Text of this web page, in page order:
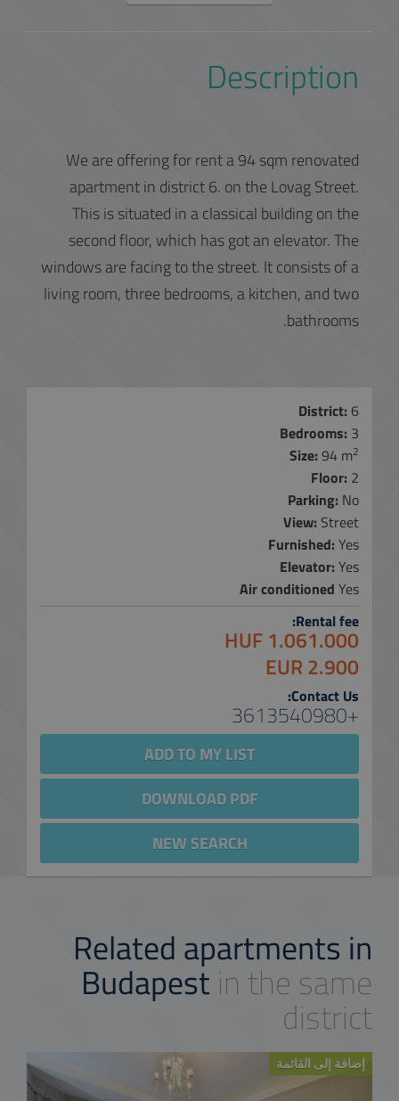
Description
We are offering for rent a 94 sqm renovated
apartment in district 6. on the Lovag Street.
This is situated in a classical building on the
second floor, which has got an elevator. The
windows are facing to the street. It consists of a
living room, three bedrooms, a kitchen, and two
bathrooms.
District: 6
Bedrooms: 3
Size: 94 m2
Floor: 2
Parking: No
View: Street
Furnished: Yes
Elevator: Yes
Air conditioned Yes
Rental fee:
1.061.000 HUF
2.900 EUR
Contact Us:
+3613540980
ADD TO MY LIST
DOWNLOAD PDF
NEW SEARCH
Related apartments in
Budapest in the same
district
إضافة إلى القائمة